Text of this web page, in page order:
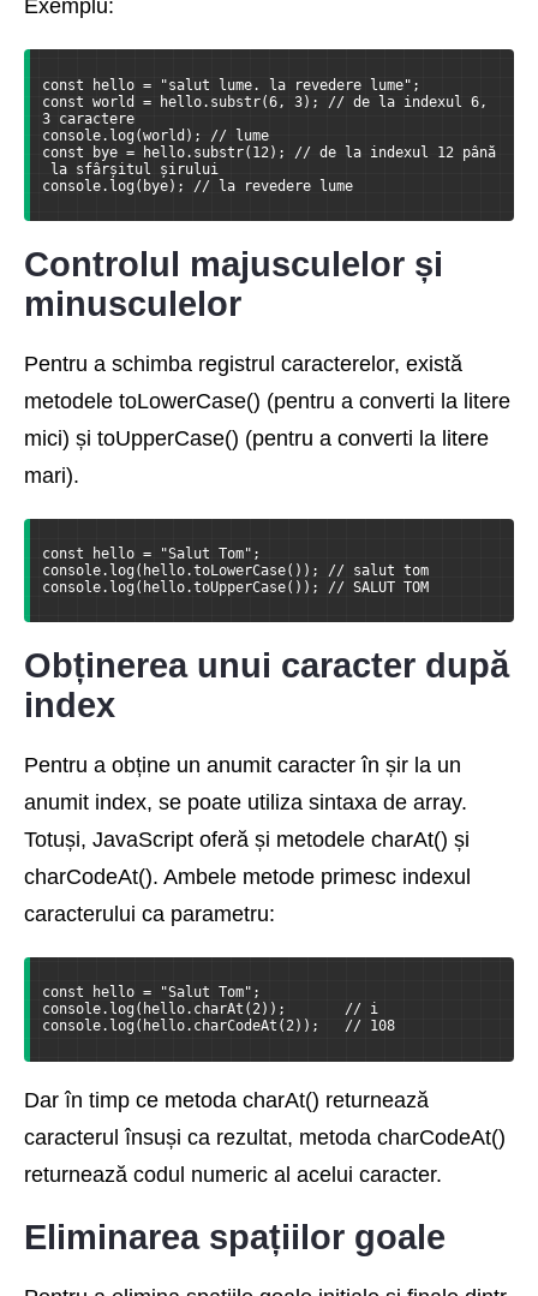
Exemplu:
const hello = "salut lume. la revedere lume";
const world = hello.substr(6, 3); // de la indexul 6,
3 caractere
console.log(world); // lume
const bye = hello.substr(12); // de la indexul 12 până
la sfârșitul șirului
console.log(bye); // la revedere lume
Controlul majusculelor și
minusculelor
Pentru a schimba registrul caracterelor, există
metodele toLowerCase() (pentru a converti la litere
mici) și toUpperCase() (pentru a converti la litere
mari).
const hello = "Salut Tom";
console.log(hello.toLowerCase()); // salut tom
console.log(hello.toUpperCase()); // SALUT TOM
Obținerea unui caracter după
index
Pentru a obține un anumit caracter în șir la un
anumit index, se poate utiliza sintaxa de array.
Totuși, JavaScript oferă și metodele charAt() și
charCodeAt(). Ambele metode primesc indexul
caracterului ca parametru:
const hello = "Salut Tom";
console.log(hello.charAt(2));       // i
console.log(hello.charCodeAt(2));   // 108
Dar în timp ce metoda charAt() returnează
caracterul însuși ca rezultat, metoda charCodeAt()
returnează codul numeric al acelui caracter.
Eliminarea spațiilor goale